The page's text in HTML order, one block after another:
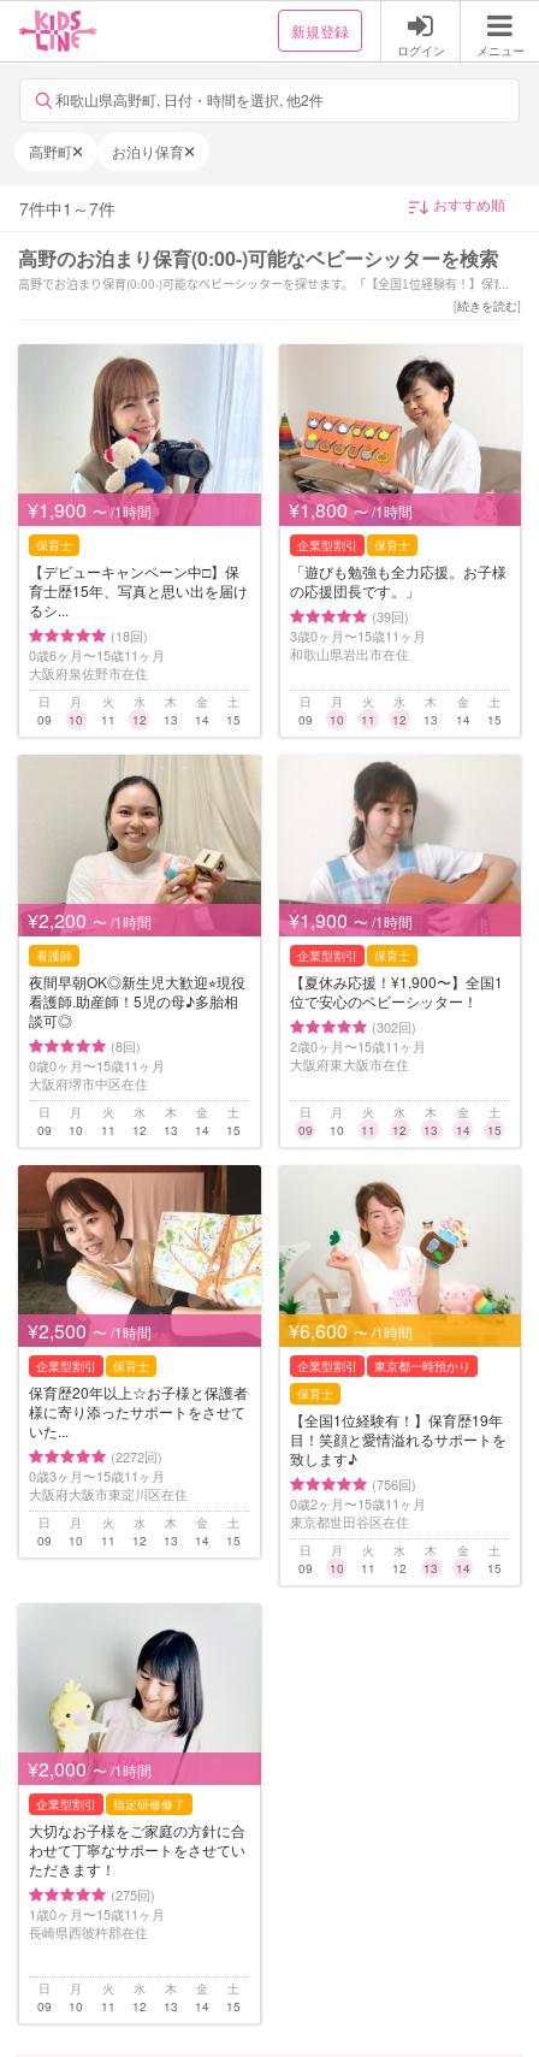
新規登録
ログイン メニュー
和歌山県高野町, 日付・時間を選択, 他2件
高野町 お泊り保育
7件中1 ～7件
高野のお泊まり保育(0:00-)可能なベビーシッターを検索
高野でお泊まり保育(0:00-)可能なベビーシッターを探せます。「【全国1位経験有！】保育歴
19年目！笑顔と愛情溢れるサポートを致します♪」「大切なお子様をご家庭の方針に合わせ
年、写真と思い出を届けるシッター
」などの強みを持つシッターが対応いたします。高野で様々なスキルを持ったサポーターの
中から、ご予算や依頼内容に合わせて選んでいただけます。
[続きを読む]
¥1,900 〜 /1時間
保育士
【デビューキャンペーン中□】保
育士歴15年、写真と思い出を届け
るシ...
(18回)
0歳6ヶ月〜15歳11ヶ月
大阪府泉佐野市在住
日
09
月
10
火
11
水
12
木
13
金
14
土
15
¥1,800 〜 /1時間
企業型割引 保育士
「遊びも勉強も全力応援。お子様
の応援団長です。」
(39回)
3歳0ヶ月〜15歳11ヶ月
和歌山県岩出市在住
日
09
月
10
火
11
水
12
木
13
金
14
土
15
¥2,200 〜 /1時間
看護師
夜間早朝OK◎新生児大歓迎⭐︎現役
看護師.助産師！5児の母♪多胎相
談可◎
(8回)
0歳0ヶ月〜15歳11ヶ月
大阪府堺市中区在住
日
09
月
10
火
11
水
12
木
13
金
14
土
15
¥1,900 〜 /1時間
企業型割引 保育士
【夏休み応援！¥1,900〜】全国1
位で安心のベビーシッター！
(302回)
2歳0ヶ月〜15歳11ヶ月
大阪府東大阪市在住
日
09
月
10
火
11
水
12
木
13
金
14
土
15
¥2,500 〜 /1時間
企業型割引 保育士
保育歴20年以上☆お子様と保護者
様に寄り添ったサポートをさせて
いた...
(2272回)
0歳3ヶ月〜15歳11ヶ月
大阪府大阪市東淀川区在住
日
09
月
10
火
11
水
12
木
13
金
14
土
15
¥6,600 〜 /1時間
企業型割引
東京都一時預かり
保育士
【全国1位経験有！】保育歴19年
目！笑顔と愛情溢れるサポートを
致します♪
(756回)
0歳2ヶ月〜15歳11ヶ月
東京都世田谷区在住
日
09
月
10
火
11
水
12
木
13
金
14
土
15
¥2,000 〜 /1時間
企業型割引 指定研修修了
大切なお子様をご家庭の方針に合
わせて丁寧なサポートをさせてい
ただきます！
(275回)
1歳0ヶ月〜15歳11ヶ月
長崎県西彼杵郡在住
日
09
月
10
火
11
水
12
木
13
金
14
土
15